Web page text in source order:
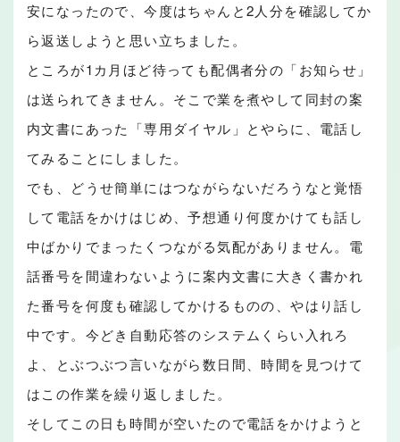
安になったので、今度はちゃんと2人分を確認してか
ら返送しようと思い立ちました。
ところが1カ月ほど待っても配偶者分の「お知らせ」
は送られてきません。そこで業を煮やして同封の案
内文書にあった「専用ダイヤル」とやらに、電話し
てみることにしました。
でも、どうせ簡単にはつながらないだろうなと覚悟
して電話をかけはじめ、予想通り何度かけても話し
中ばかりでまったくつながる気配がありません。電
話番号を間違わないように案内文書に大きく書かれ
た番号を何度も確認してかけるものの、やはり話し
中です。今どき自動応答のシステムくらい入れろ
よ、とぶつぶつ言いながら数日間、時間を見つけて
はこの作業を繰り返しました。
そしてこの日も時間が空いたので電話をかけようと